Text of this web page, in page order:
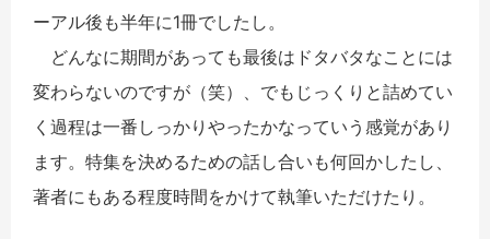
ーアル後も半年に1冊でしたし。
どんなに期間があっても最後はドタバタなことには
変わらないのですが（笑）、でもじっくりと詰めてい
く過程は一番しっかりやったかなっていう感覚があり
ます。特集を決めるための話し合いも何回かしたし、
著者にもある程度時間をかけて執筆いただけたり。